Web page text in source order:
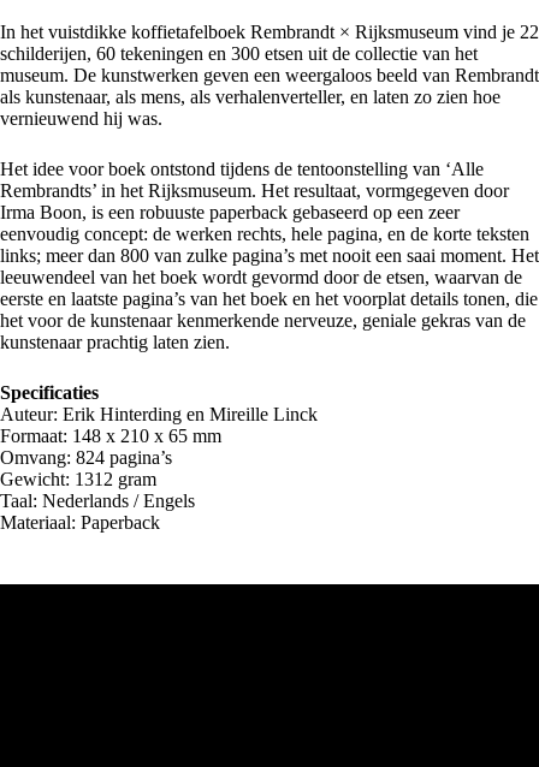
In het vuistdikke koffietafelboek Rembrandt × Rijksmuseum vind je 22
schilderijen, 60 tekeningen en 300 etsen uit de collectie van het
museum. De kunstwerken geven een weergaloos beeld van Rembrandt
als kunstenaar, als mens, als verhalenverteller, en laten zo zien hoe
vernieuwend hij was.
Het idee voor boek ontstond tijdens de tentoonstelling van ‘Alle
Rembrandts’ in het Rijksmuseum. Het resultaat, vormgegeven door
Irma Boon, is een robuuste paperback gebaseerd op een zeer
eenvoudig concept: de werken rechts, hele pagina, en de korte teksten
links; meer dan 800 van zulke pagina’s met nooit een saai moment. Het
leeuwendeel van het boek wordt gevormd door de etsen, waarvan de
eerste en laatste pagina’s van het boek en het voorplat details tonen, die
het voor de kunstenaar kenmerkende nerveuze, geniale gekras van de
kunstenaar prachtig laten zien.
Specificaties
Auteur: Erik Hinterding en Mireille Linck
Formaat: 148 x 210 x 65 mm
Omvang: 824 pagina’s
Gewicht: 1312 gram
Taal: Nederlands / Engels
Materiaal: Paperback